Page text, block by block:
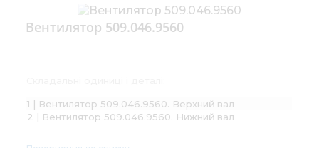
Вентилятор 509.046.9560
1 | Вентилятор 509.046.9560. Верхний вал
2 | Вентилятор 509.046.9560. Нижний вал